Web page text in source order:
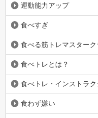
運動能力アップ
食べすぎ
食べる筋トレマスターク
食べトレとは？
食べトレ・インストラク
食わず嫌い